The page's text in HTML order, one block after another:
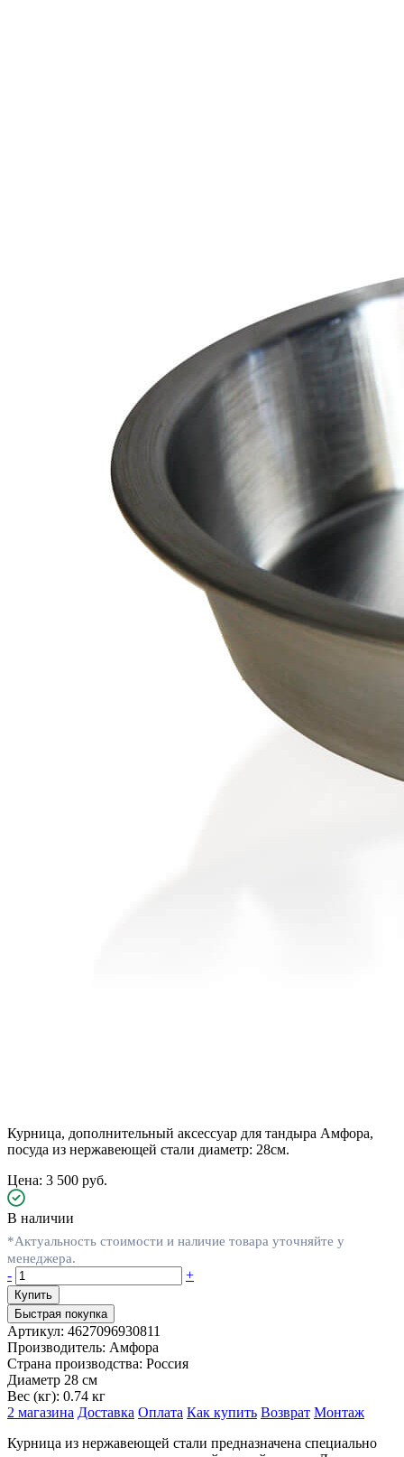
Курница, дополнительный аксессуар для тандыра Амфора,
посуда из нержавеющей стали диаметр: 28см.
Цена: 3 500 руб.
В наличии
*Актуальность стоимости и наличие товара уточняйте у
менеджера.
-
+
Быстрая покупка
Артикул: 4627096930811
Производитель: Амфора
Страна производства: Россия
Диаметр 28 см
Вес (кг): 0.74 кг
2 магазина Доставка Оплата Как купить Возврат Монтаж
Курница из нержавеющей стали предназначена специально